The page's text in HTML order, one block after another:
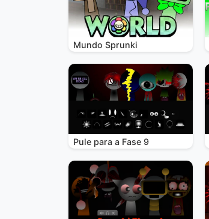
Mundo Sprunki
Pule para a Fase 9